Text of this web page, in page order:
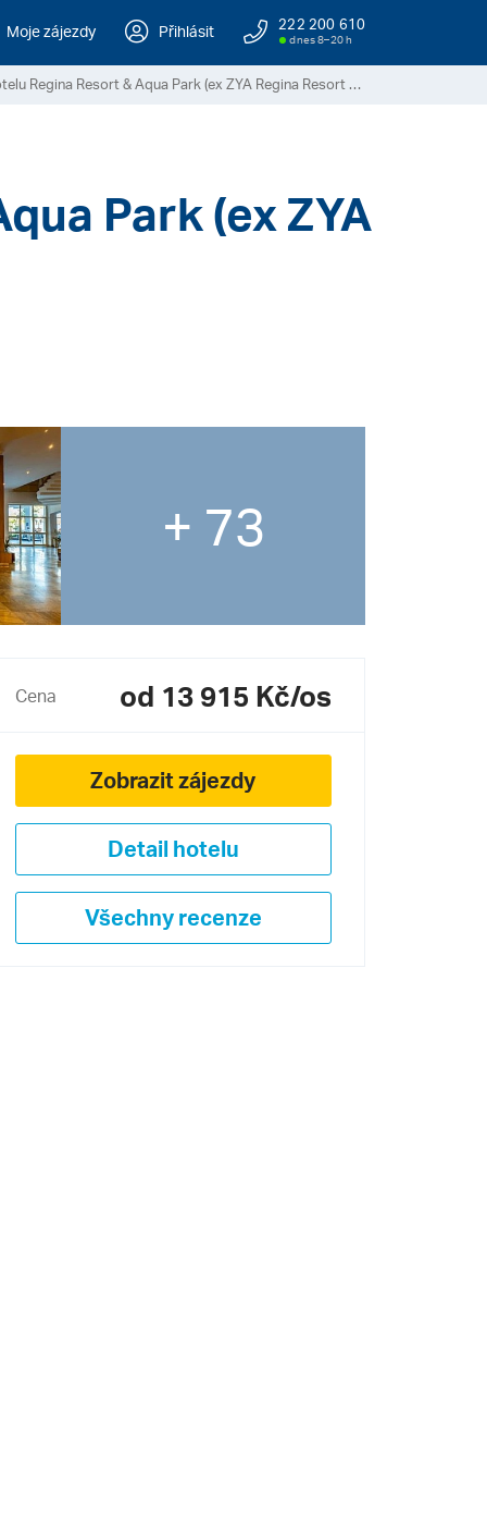
Moje zájezdy Přihlásit 222 200 610
dnes 8–20 h
Recenze hotelu Regina Resort & Aqua Park (ex ZYA Regina Resort & Aqua Park)
Park (ex ZYA
+ 73
Cena od 13 915 Kč/os
Zobrazit zájezdy
Detail hotelu
Všechny recenze